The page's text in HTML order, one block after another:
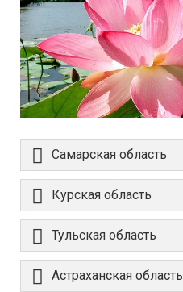
Самарская область
Курская область
Тульская область
Астраханская область